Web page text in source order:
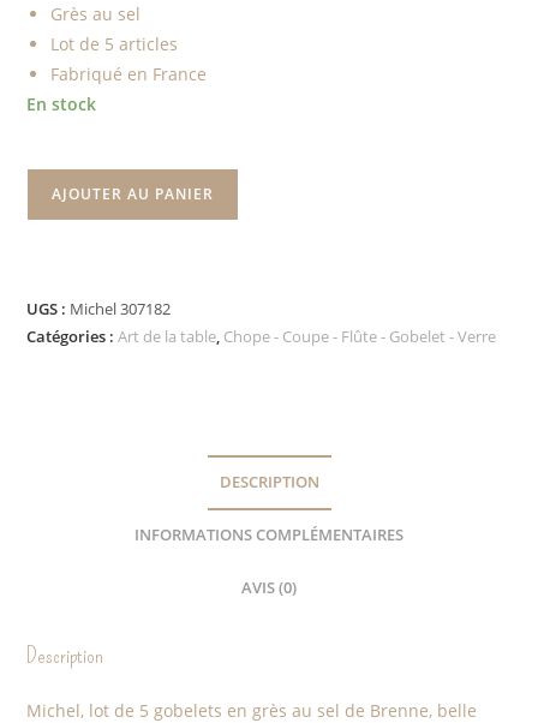
Grès au sel
Lot de 5 articles
Fabriqué en France
En stock
AJOUTER AU PANIER
UGS : Michel 307182
Catégories :Art de la table, Chope - Coupe - Flûte - Gobelet - Verre
DESCRIPTION
INFORMATIONS COMPLÉMENTAIRES
AVIS (0)
Description
Michel, lot de 5 gobelets en grès au sel de Brenne, belle